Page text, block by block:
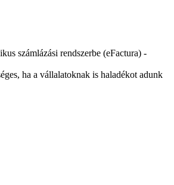
számlázási rendszerbe (eFactura) -
ha a vállalatoknak is haladékot adunk